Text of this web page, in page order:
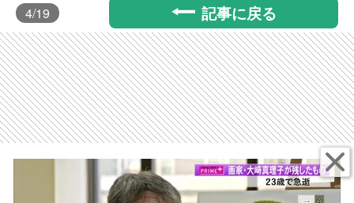
4/19 記事に戻る